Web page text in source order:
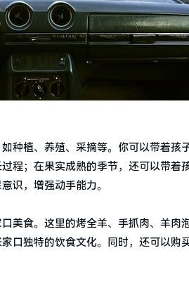
种植、养殖、采摘等。你可以带着孩
程；在果实成熟的季节，还可以带着
识，增强动手能力。
美食。这里的烤全羊、手抓肉、羊肉
口独特的饮食文化。同时，还可以购